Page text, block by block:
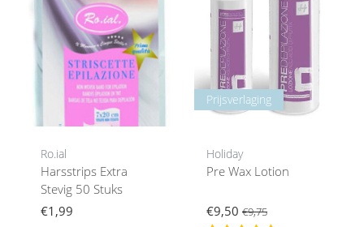
Ro.ial
Harsstrips Extra
Stevig 50 Stuks
€1,99
Prijsverlaging
Holiday
Pre Wax Lotion
€9,50 €9,75